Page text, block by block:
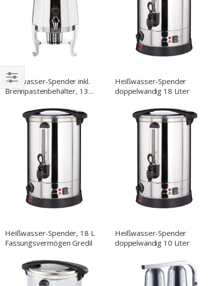
Heißwasser-Spender inkl.
Brennpastenbehälter, 13
Heißwasser-Spender
doppelwandig 18 Liter
Heißwasser-Spender, 18 L
Fassungsvermögen Gredil
Heißwasser-Spender
doppelwandig 10 Liter
EINKAUFEN